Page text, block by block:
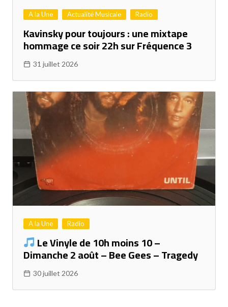
A la Une Actualité Musicale Radio
Kavinsky pour toujours : une mixtape
hommage ce soir 22h sur Fréquence 3
31 juillet 2026
A la Une Radio
Le Vinyle de 10h moins 10 –
Dimanche 2 août – Bee Gees – Tragedy
30 juillet 2026